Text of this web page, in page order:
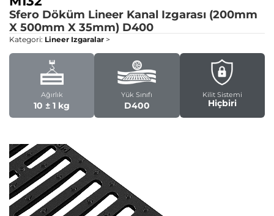
Sfero Döküm Lineer Kanal Izgarası (200mm
X 500mm X 35mm) D400
Kategori: Lineer Izgaralar >
Ağırlık
10 ± 1 kg
Yük Sınıfı
D400
Kilit Sistemi
Hiçbiri